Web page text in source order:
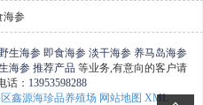
海参
生海参 即食海参 淡干海参 养马岛海参
海参 推荐产品等业务,有意向的客户请
话： 13953598288
鑫源海珍品养殖场 网站地图 XML